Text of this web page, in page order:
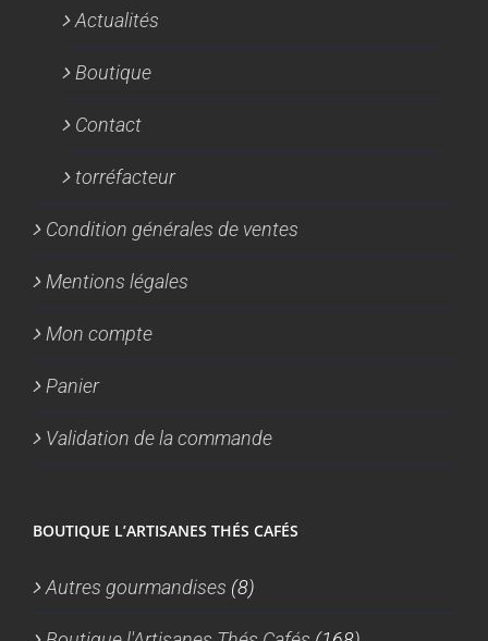
Actualités
Boutique
Contact
torréfacteur
Condition générales de ventes
Mentions légales
Mon compte
Panier
Validation de la commande
BOUTIQUE L’ARTISANES THÉS CAFÉS
Autres gourmandises (8)